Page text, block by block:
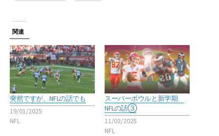
関連
突然ですが、NFLの話でも
19/01/2025
NFL
スーパーボウルと新学期
NFLの話③
11/02/2025
NFL